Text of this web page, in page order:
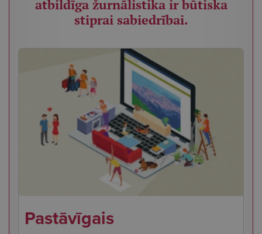
atbildīga žurnālistika ir būtiska
stiprai sabiedrībai.
Pastāvīgais